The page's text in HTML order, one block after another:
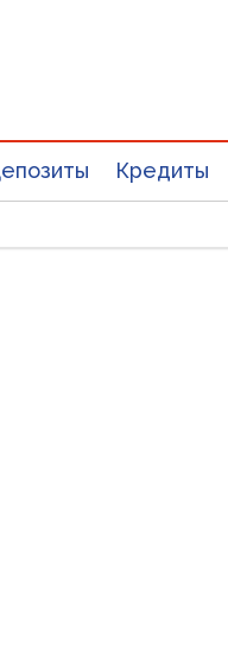
Кредиты